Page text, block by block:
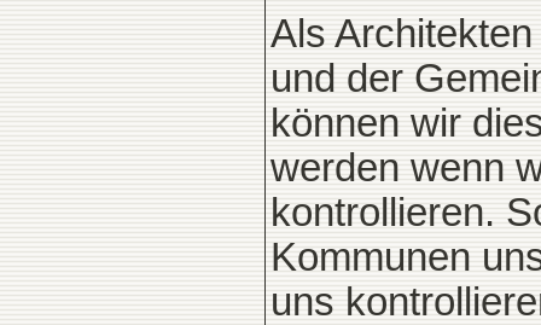
Als
und der
können wir
werden wenn
kontrollieren.
Kommunen
uns